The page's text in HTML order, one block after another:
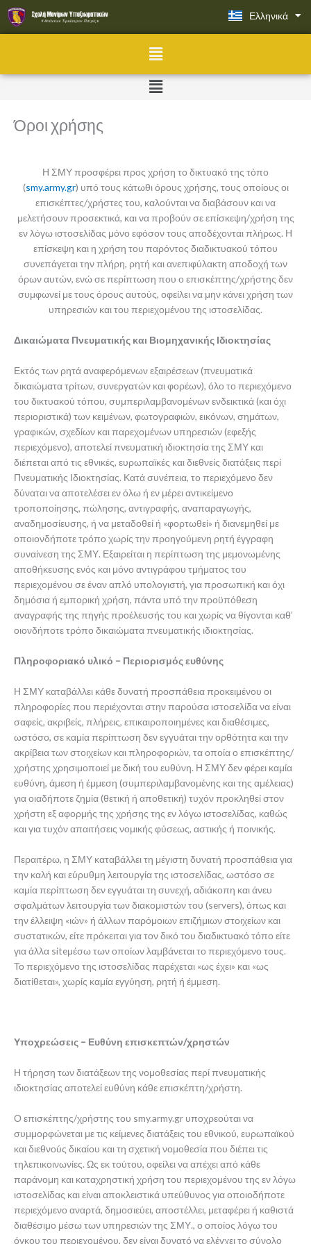
Μετάβαση
στο
περιεχόμενο
Ελληνικά
English
Menu
Menu
Όροι χρήσης
Η ΣΜΥ προσφέρει προς χρήση το δικτυακό της τόπο
(smy.army.gr) υπό τους κάτωθι όρους χρήσης, τους οποίους οι
επισκέπτες/χρήστες του, καλούνται να διαβάσουν και να
μελετήσουν προσεκτικά, και να προβούν σε επίσκεψη/χρήση της
εν λόγω ιστοσελίδας μόνο εφόσον τους αποδέχονται πλήρως. Η
επίσκεψη και η χρήση του παρόντος διαδικτυακού τόπου
συνεπάγεται την πλήρη, ρητή και ανεπιφύλακτη αποδοχή των
όρων αυτών, ενώ σε περίπτωση που ο επισκέπτης/χρήστης δεν
συμφωνεί με τους όρους αυτούς, οφείλει να μην κάνει χρήση των
υπηρεσιών και του περιεχομένου της ιστοσελίδας.
Δικαιώματα Πνευματικής και Βιομηχανικής Ιδιοκτησίας
Εκτός των ρητά αναφερόμενων εξαιρέσεων (πνευματικά
δικαιώματα τρίτων, συνεργατών και φορέων), όλο το περιεχόμενο
του δικτυακού τόπου, συμπεριλαμβανομένων ενδεικτικά (και όχι
περιοριστικά) των κειμένων, φωτογραφιών, εικόνων, σημάτων,
γραφικών, σχεδίων και παρεχομένων υπηρεσιών (εφεξής
περιεχόμενο), αποτελεί πνευματική ιδιοκτησία της ΣΜΥ και
διέπεται από τις εθνικές, ευρωπαϊκές και διεθνείς διατάξεις περί
Πνευματικής Ιδιοκτησίας. Κατά συνέπεια, το περιεχόμενο δεν
δύναται να αποτελέσει εν όλω ή εν μέρει αντικείμενο
τροποποίησης, πώλησης, αντιγραφής, αναπαραγωγής,
αναδημοσίευσης, ή να μεταδοθεί ή «φορτωθεί» ή διανεμηθεί με
οποιονδήποτε τρόπο χωρίς την προηγούμενη ρητή έγγραφη
συναίνεση της ΣΜΥ. Εξαιρείται η περίπτωση της μεμονωμένης
αποθήκευσης ενός και μόνο αντιγράφου τμήματος του
περιεχομένου σε έναν απλό υπολογιστή, για προσωπική και όχι
δημόσια ή εμπορική χρήση, πάντα υπό την προϋπόθεση
αναγραφής της πηγής προέλευσής του και χωρίς να θίγονται καθ’
οιονδήποτε τρόπο δικαιώματα πνευματικής ιδιοκτησίας.
Πληροφοριακό υλικό – Περιορισμός ευθύνης
Η ΣΜΥ καταβάλλει κάθε δυνατή προσπάθεια προκειμένου οι
πληροφορίες που περιέχονται στην παρούσα ιστοσελίδα να είναι
σαφείς, ακριβείς, πλήρεις, επικαιροποιημένες και διαθέσιμες,
ωστόσο, σε καμία περίπτωση δεν εγγυάται την ορθότητα και την
ακρίβεια των στοιχείων και πληροφοριών, τα οποία ο επισκέπτης/
χρήστης χρησιμοποιεί με δική του ευθύνη. Η ΣΜΥ δεν φέρει καμία
ευθύνη, άμεση ή έμμεση (συμπεριλαμβανομένης και της αμέλειας)
για οιαδήποτε ζημία (θετική ή αποθετική) τυχόν προκληθεί στον
χρήστη εξ αφορμής της χρήσης της εν λόγω ιστοσελίδας, καθώς
και για τυχόν απαιτήσεις νομικής φύσεως, αστικής ή ποινικής.
Περαιτέρω, η ΣΜΥ καταβάλλει τη μέγιστη δυνατή προσπάθεια για
την καλή και εύρυθμη λειτουργία της ιστοσελίδας, ωστόσο σε
καμία περίπτωση δεν εγγυάται τη συνεχή, αδιάκοπη και άνευ
σφαλμάτων λειτουργία των διακομιστών του (servers), όπως και
την έλλειψη «ιών» ή άλλων παρόμοιων επιζήμιων στοιχείων και
συστατικών, είτε πρόκειται για τον δικό του διαδικτυακό τόπο είτε
για άλλα siteμέσω των οποίων λαμβάνεται το περιεχόμενο τους.
Το περιεχόμενο της ιστοσελίδας παρέχεται «ως έχει» και «ως
διατίθεται», χωρίς καμία εγγύηση, ρητή ή έμμεση.
Υποχρεώσεις – Ευθύνη επισκεπτών/χρηστών
Η τήρηση των διατάξεων της νομοθεσίας περί πνευματικής
ιδιοκτησίας αποτελεί ευθύνη κάθε επισκέπτη/χρήστη.
Ο επισκέπτης/χρήστης του smy.army.gr υποχρεούται να
συμμορφώνεται με τις κείμενες διατάξεις του εθνικού, ευρωπαϊκού
και διεθνούς δικαίου και τη σχετική νομοθεσία που διέπει τις
τηλεπικοινωνίες. Ως εκ τούτου, οφείλει να απέχει από κάθε
παράνομη και καταχρηστική χρήση του περιεχομένου της εν λόγω
ιστοσελίδας και είναι αποκλειστικά υπεύθυνος για οποιοδήποτε
περιεχόμενο αναρτά, δημοσιεύει, αποστέλλει, μεταφέρει ή καθιστά
διαθέσιμο μέσω των υπηρεσιών της ΣΜΥ., ο οποίος λόγω του
όγκου του περιεχομένου, δεν είναι δυνατό να ελέγχει το σύνολο